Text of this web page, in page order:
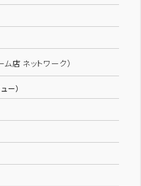
ム店 ネットワーク）
ー）